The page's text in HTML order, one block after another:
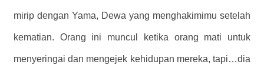
mirip dengan Yama, Dewa yang menghakimimu setelah
kematian. Orang ini muncul ketika orang mati untuk
menyeringai dan mengejek kehidupan mereka, tapi…dia